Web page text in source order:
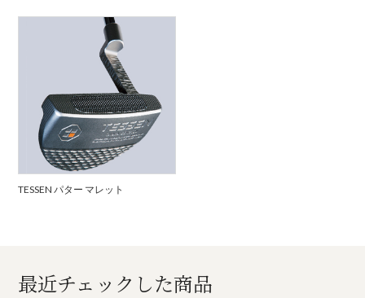
TESSEN パター マレット
最近チェックした商品